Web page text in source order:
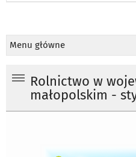
Menu główne
Rolnictwo w
małopolskim -